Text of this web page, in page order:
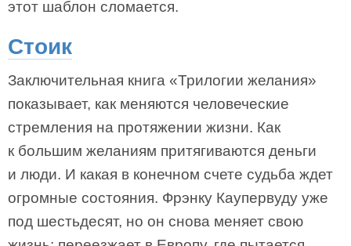
этот шаблон сломается.
Стоик
Заключительная книга «Трилогии желания»
показывает, как меняются человеческие
стремления на протяжении жизни. Как
к большим желаниям притягиваются деньги
и люди. И какая в конечном счете судьба ждет
огромные состояния. Фрэнку Каупервуду уже
под шестьдесят, но он снова меняет свою